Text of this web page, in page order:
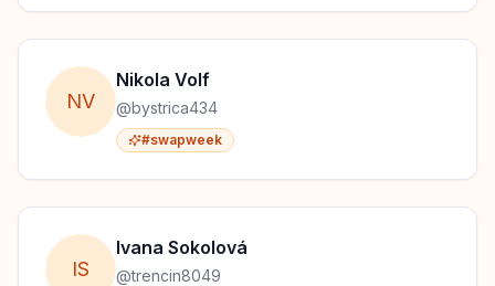
NV
Nikola Volf
@bystrica434
#swapweek
IS
Ivana Sokolová
@trencin8049